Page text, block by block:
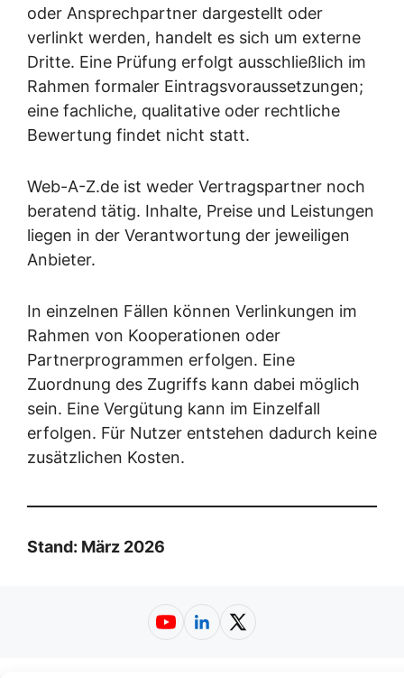
oder Ansprechpartner dargestellt oder
verlinkt werden, handelt es sich um externe
Dritte. Eine Prüfung erfolgt ausschließlich im
Rahmen formaler Eintragsvoraussetzungen;
eine fachliche, qualitative oder rechtliche
Bewertung findet nicht statt.
Web-A-Z.de ist weder Vertragspartner noch
beratend tätig. Inhalte, Preise und Leistungen
liegen in der Verantwortung der jeweiligen
Anbieter.
In einzelnen Fällen können Verlinkungen im
Rahmen von Kooperationen oder
Partnerprogrammen erfolgen. Eine
Zuordnung des Zugriffs kann dabei möglich
sein. Eine Vergütung kann im Einzelfall
erfolgen. Für Nutzer entstehen dadurch keine
zusätzlichen Kosten.
Stand: März 2026
YouTube
LinkedIn
X